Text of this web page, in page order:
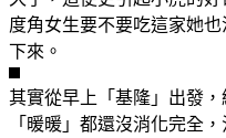
度角女生要不要吃這家她
下來。
其實從早上「基隆」出發
「暖暖」都還沒消化完全